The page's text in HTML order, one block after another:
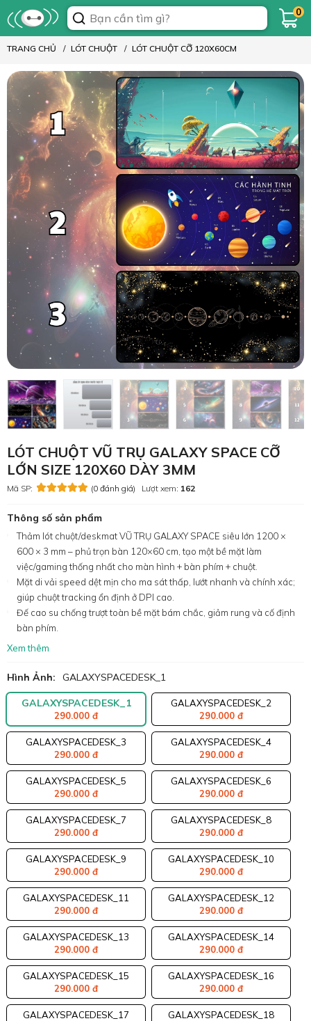
0
TRANG CHỦ LÓT CHUỘT LÓT CHUỘT CỠ 120X60CM
LÓT CHUỘT VŨ TRỤ GALAXY SPACE CỠ
LỚN SIZE 120X60 DÀY 3MM
Mã SP: (0 đánh giá) Lượt xem: 162
Thông số sản phẩm
Thảm lót chuột/deskmat VŨ TRỤ GALAXY SPACE siêu lớn 1200 ×
600 × 3 mm – phủ trọn bàn 120×60 cm, tạo một bề mặt làm
việc/gaming thống nhất cho màn hình + bàn phím + chuột.
Mặt di vải speed dệt mịn cho ma sát thấp, lướt nhanh và chính xác;
giúp chuột tracking ổn định ở DPI cao.
Đế cao su chống trượt toàn bề mặt bám chắc, giảm rung và cố định
bàn phím.
Xem thêm
Hình Ảnh: GALAXYSPACEDESK_1
GALAXYSPACEDESK_1
290.000 đ
GALAXYSPACEDESK_2
290.000 đ
GALAXYSPACEDESK_3
290.000 đ
GALAXYSPACEDESK_4
290.000 đ
GALAXYSPACEDESK_5
290.000 đ
GALAXYSPACEDESK_6
290.000 đ
GALAXYSPACEDESK_7
290.000 đ
GALAXYSPACEDESK_8
290.000 đ
GALAXYSPACEDESK_9
290.000 đ
GALAXYSPACEDESK_10
290.000 đ
GALAXYSPACEDESK_11
290.000 đ
GALAXYSPACEDESK_12
290.000 đ
GALAXYSPACEDESK_13
290.000 đ
GALAXYSPACEDESK_14
290.000 đ
GALAXYSPACEDESK_15
290.000 đ
GALAXYSPACEDESK_16
290.000 đ
GALAXYSPACEDESK_17
GALAXYSPACEDESK_18